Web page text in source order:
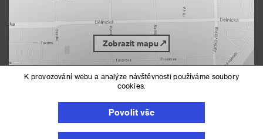
Zobrazit mapu
Nastavení cookies
K provozování webu a analýze návštěvnosti používáme soubory
cookies.
Povolit vše